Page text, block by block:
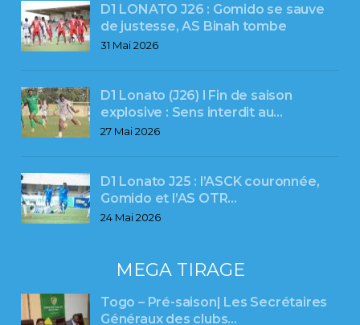
D1 LONATO J26 : Gomido se sauve
de justesse, AS Binah tombe
31 Mai 2026
D1 Lonato (J26) l Fin de saison
explosive : Sens interdit au…
27 Mai 2026
D1 Lonato J25 : l’ASCK couronnée,
Gomido et l’AS OTR…
24 Mai 2026
MEGA TIRAGE
Togo – Pré-saison| Les Secrétaires
Généraux des clubs…